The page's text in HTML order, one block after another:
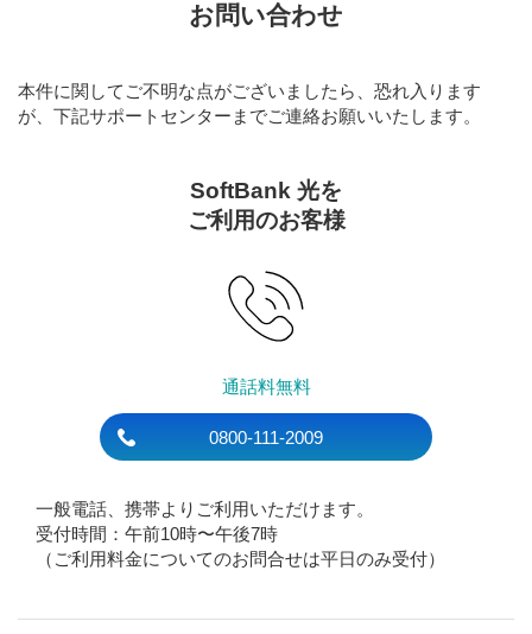
お問い合わせ
本件に関してご不明な点がございましたら、恐れ入ります
が、下記サポートセンターまでご連絡お願いいたします。
SoftBank 光を
ご利用のお客様
通話料無料
0800-111-2009
一般電話、携帯よりご利用いただけます。
受付時間：午前10時〜午後7時
（ご利用料金についてのお問合せは平日のみ受付）